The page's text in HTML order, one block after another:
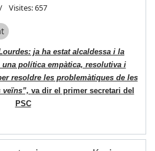
Visites: 657
ja ha estat alcaldessa i la
una política empàtica, resolutiva i
resoldre les problemàtiques de les
veïns”, va dir el primer secretari del
PSC